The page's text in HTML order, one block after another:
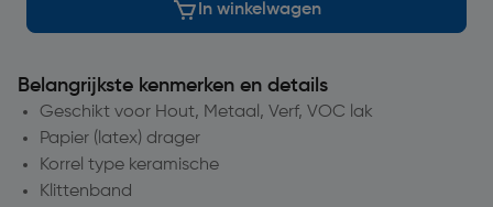
In winkelwagen
Belangrijkste kenmerken en details
Geschikt voor Hout, Metaal, Verf, VOC lak
Papier (latex) drager
Korrel type keramische
Klittenband